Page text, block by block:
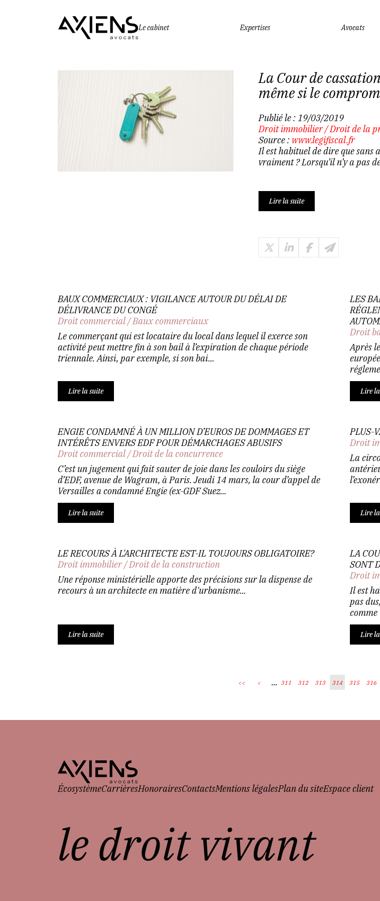
Le cabinet
Expertises Avocats
La Cour de
même si le
Publié le :19/03/2019
Droit immobilier/Droit de la
Source : www.legifiscal.fr
Il est habituel de dire que sans
vraiment ? Lorsqu’il n’y a pas
Lire la suite
BAUX COMMERCIAUX : VIGILANCE AUTOUR DU DÉLAI DE
DÉLIVRANCE DU CONGÉ
Droit commercial/Baux commerciaux
Le commerçant qui est locataire du local dans lequel il exerce son
activité peut mettre fin à son bail à l’expiration de chaque période
triennale. Ainsi, par exemple, si son bai...
Lire la suite
LES
Droit
Après
Lire
ENGIE CONDAMNÉ À UN MILLION D’EUROS DE DOMMAGES ET
INTÉRÊTS ENVERS EDF POUR DÉMARCHAGES ABUSIFS
Droit commercial/Droit de la concurrence
C’est un jugement qui fait sauter de joie dans les couloirs du siège
d’EDF, avenue de Wagram, à Paris. Jeudi 14 mars, la cour d’appel de
Versailles a condamné Engie (ex-GDF Suez...
Lire la suite
PLUS-
Droit
La
Lire
LE RECOURS À L'ARCHITECTE EST-IL TOUJOURS OBLIGATOIRE?
Droit immobilier/Droit de la construction
Une réponse ministérielle apporte des précisions sur la dispense de
recours à un architecte en matière d'urbanisme...
Lire la suite
LA
SONT
Droit
Il est
pas
comme
Lire
<< < ... 311 312 313 314 315 316
ÉcosystèmeCarrièresHonorairesContactsMentions légalesPlan du siteEspace client
le droit vivant